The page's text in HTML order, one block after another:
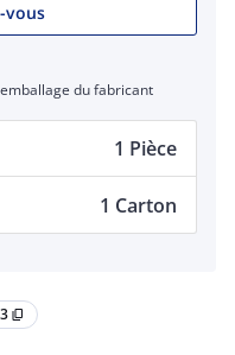
content_copy
vous
du fabricant
1 Pièce
1 Carton